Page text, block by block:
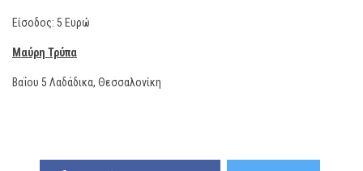
Είσοδος: 5 Ευρώ
Μαύρη Τρύπα
Βαΐου 5 Λαδάδικα, Θεσσαλονίκη